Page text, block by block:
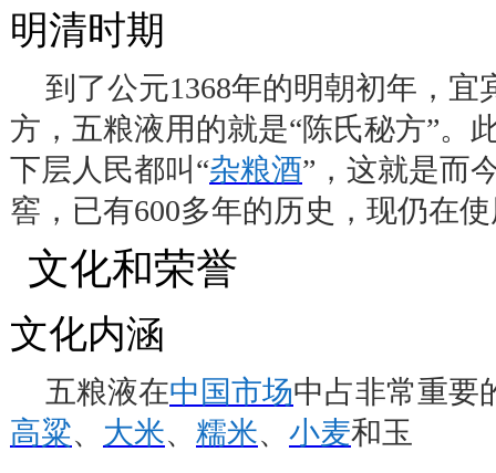
明清时期
到了公元1368年的明朝初年，宜
方，五粮液用的就是“陈氏秘方”。
下层人民都叫 “杂粮酒” ，这就是而
窖，已有600多年的历史，现仍在
文化和荣誉
文化内涵
五粮液在中国市场中占非常重要
高粱、 大米、 糯米、 小麦和玉